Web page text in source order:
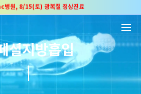
병원, 8/15(토) 광복절 정상진료
, 2년 연속 "Awards 2관왕" 수상
보건복지부 장관상" 수상!
병원, 8/15(토) 광복절 정상진료
원, 2년 연속 "Awards 2관왕" 수상
보건복지부 장관상" 수상!
셜지방흡입